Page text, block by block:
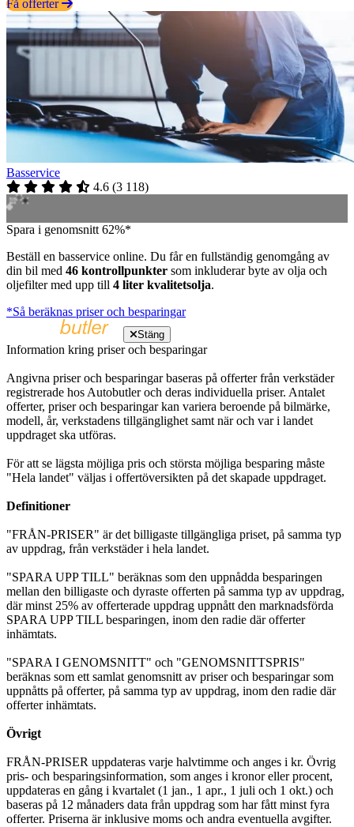
Få offerter
Basservice
4.6 (3 118)
Spara i genomsnitt 62%*
Beställ en basservice online. Du får en fullständig genomgång av
din bil med 46 kontrollpunkter som inkluderar byte av olja och
oljefilter med upp till 4 liter kvalitetsolja.
*Så beräknas priser och besparingar
Stäng
Information kring priser och besparingar
Angivna priser och besparingar baseras på offerter från verkstäder
registrerade hos Autobutler och deras individuella priser. Antalet
offerter, priser och besparingar kan variera beroende på bilmärke,
modell, år, verkstadens tillgänglighet samt när och var i landet
uppdraget ska utföras.
För att se lägsta möjliga pris och största möjliga besparing måste
"Hela landet" väljas i offertöversikten på det skapade uppdraget.
Definitioner
"FRÅN-PRISER" är det billigaste tillgängliga priset, på samma typ
av uppdrag, från verkstäder i hela landet.
"SPARA UPP TILL" beräknas som den uppnådda besparingen
mellan den billigaste och dyraste offerten på samma typ av uppdrag,
där minst 25% av offerterade uppdrag uppnått den marknadsförda
SPARA UPP TILL besparingen, inom den radie där offerter
inhämtats.
"SPARA I GENOMSNITT" och "GENOMSNITTSPRIS"
beräknas som ett samlat genomsnitt av priser och besparingar som
uppnåtts på offerter, på samma typ av uppdrag, inom den radie där
offerter inhämtats.
Övrigt
FRÅN-PRISER uppdateras varje halvtimme och anges i kr. Övrig
pris- och besparingsinformation, som anges i kronor eller procent,
uppdateras en gång i kvartalet (1 jan., 1 apr., 1 juli och 1 okt.) och
baseras på 12 månaders data från uppdrag som har fått minst fyra
offerter. Priserna är inklusive moms och andra eventuella avgifter.